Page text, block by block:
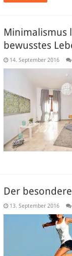
Minimalismus
bewusstes
14. September 2016
Der
13. September 2016